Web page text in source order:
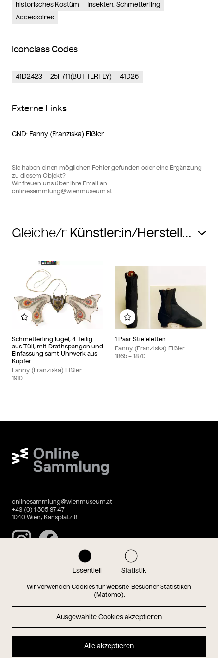
Essentiell Statistik
Wir verwenden Cookies für Website-Besucher Statistiken
(Matomo).
Ausgewählte Cookies akzeptieren
Alle akzeptieren
historisches Kostüm
Insekten: Schmetterling
Accessoires
Iconclass Codes
41D2423 25F711(BUTTERFLY) 41D26
Externe Links
GND: Fanny (Franziska) Elßler
Sie haben einen möglichen Fehler gefunden oder eine Ergänzung
zu diesem Objekt?
Wir freuen uns über Ihre Email an:
onlinesammlung@wienmuseum.at
Gleiche/r
Schmetterlingflügel, 4 Teilig
aus Tüll, mit Drathspangen und
Einfassung samt Uhrwerk aus
Kupfer
Fanny (Franziska) Elßler
1910
Zu meinem Album hinzufügen
1 Paar Stiefeletten
Fanny (Franziska) Elßler
1865 – 1870
Zu meinem Album
Wien Museum Online Sammlung
onlinesammlung@wienmuseum.at
+43 (0) 1 505 87 47
1040 Wien, Karlsplatz 8
InstagramFacebook
Magazin
Hauptseite